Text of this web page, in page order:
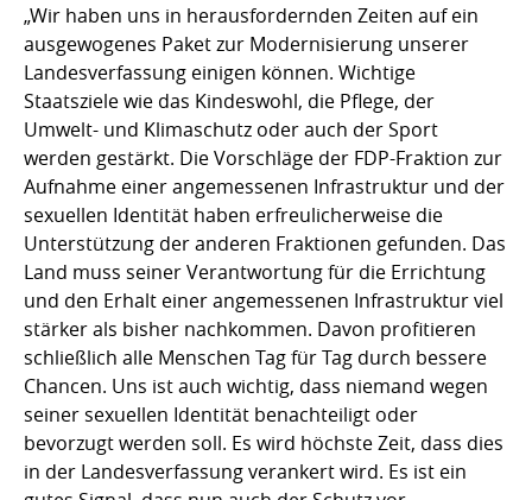
„Wir haben uns in herausfordernden Zeiten auf ein
ausgewogenes Paket zur Modernisierung unserer
Landesverfassung einigen können. Wichtige
Staatsziele wie das Kindeswohl, die Pflege, der
Umwelt- und Klimaschutz oder auch der Sport
werden gestärkt. Die Vorschläge der FDP-Fraktion zur
Aufnahme einer angemessenen Infrastruktur und der
sexuellen Identität haben erfreulicherweise die
Unterstützung der anderen Fraktionen gefunden. Das
Land muss seiner Verantwortung für die Errichtung
und den Erhalt einer angemessenen Infrastruktur viel
stärker als bisher nachkommen. Davon profitieren
schließlich alle Menschen Tag für Tag durch bessere
Chancen. Uns ist auch wichtig, dass niemand wegen
seiner sexuellen Identität benachteiligt oder
bevorzugt werden soll. Es wird höchste Zeit, dass dies
in der Landesverfassung verankert wird. Es ist ein